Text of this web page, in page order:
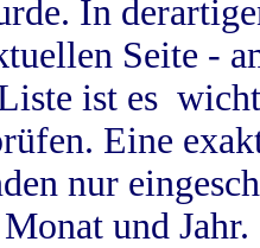
In
Seite -
ist es
Eine
nur
und Jahr.